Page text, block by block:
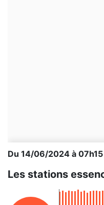
Du 14/06/2024 à 07h15
Les stations